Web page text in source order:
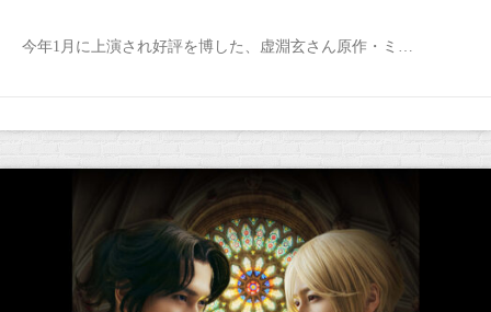
今年1月に上演され好評を博した、虚淵玄さん原作・ミ…